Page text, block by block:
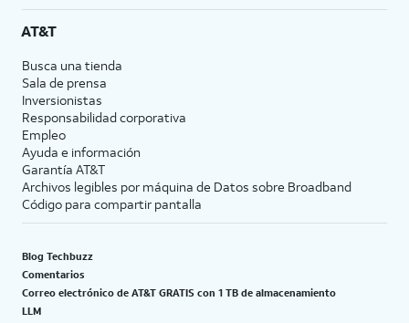
AT&T
Busca una tienda
Sala de prensa
Inversionistas
Responsabilidad corporativa
Empleo
Ayuda e información
Garantía AT&T
Archivos legibles por máquina de Datos sobre Broadband
Código para compartir pantalla
Blog Techbuzz
Comentarios
Correo electrónico de AT&T GRATIS con 1 TB de almacenamiento
LLM